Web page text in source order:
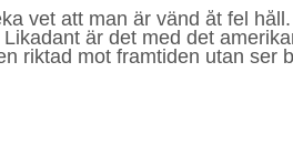
vet att man är vänd åt fel
är det med det
riktad mot framtiden utan ser